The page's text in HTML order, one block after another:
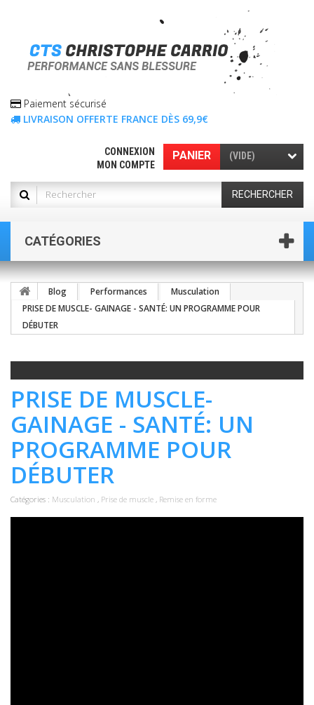
Paiement sécurisé
LIVRAISON OFFERTE FRANCE DÈS 69,9€
PANIER (VIDE)
CONNEXION
MON COMPTE
RECHERCHER
CATÉGORIES
Blog Performances
Musculation
PRISE DE MUSCLE- GAINAGE - SANTÉ: UN PROGRAMME POUR
DÉBUTER
PRISE DE MUSCLE-
GAINAGE - SANTÉ: UN
PROGRAMME POUR
DÉBUTER
Catégories : Musculation , Prise de muscle , Remise en forme